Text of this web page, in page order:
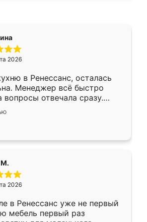
2026
в Ренессанс, осталась
Менеджер всё быстро
вопросы отвечала сразу.
в субботу, подошёл к
ответственностью. Собрали
работали аккуратно, даже
М.
2026
в Ренессанс уже не первый
мебель первый раз